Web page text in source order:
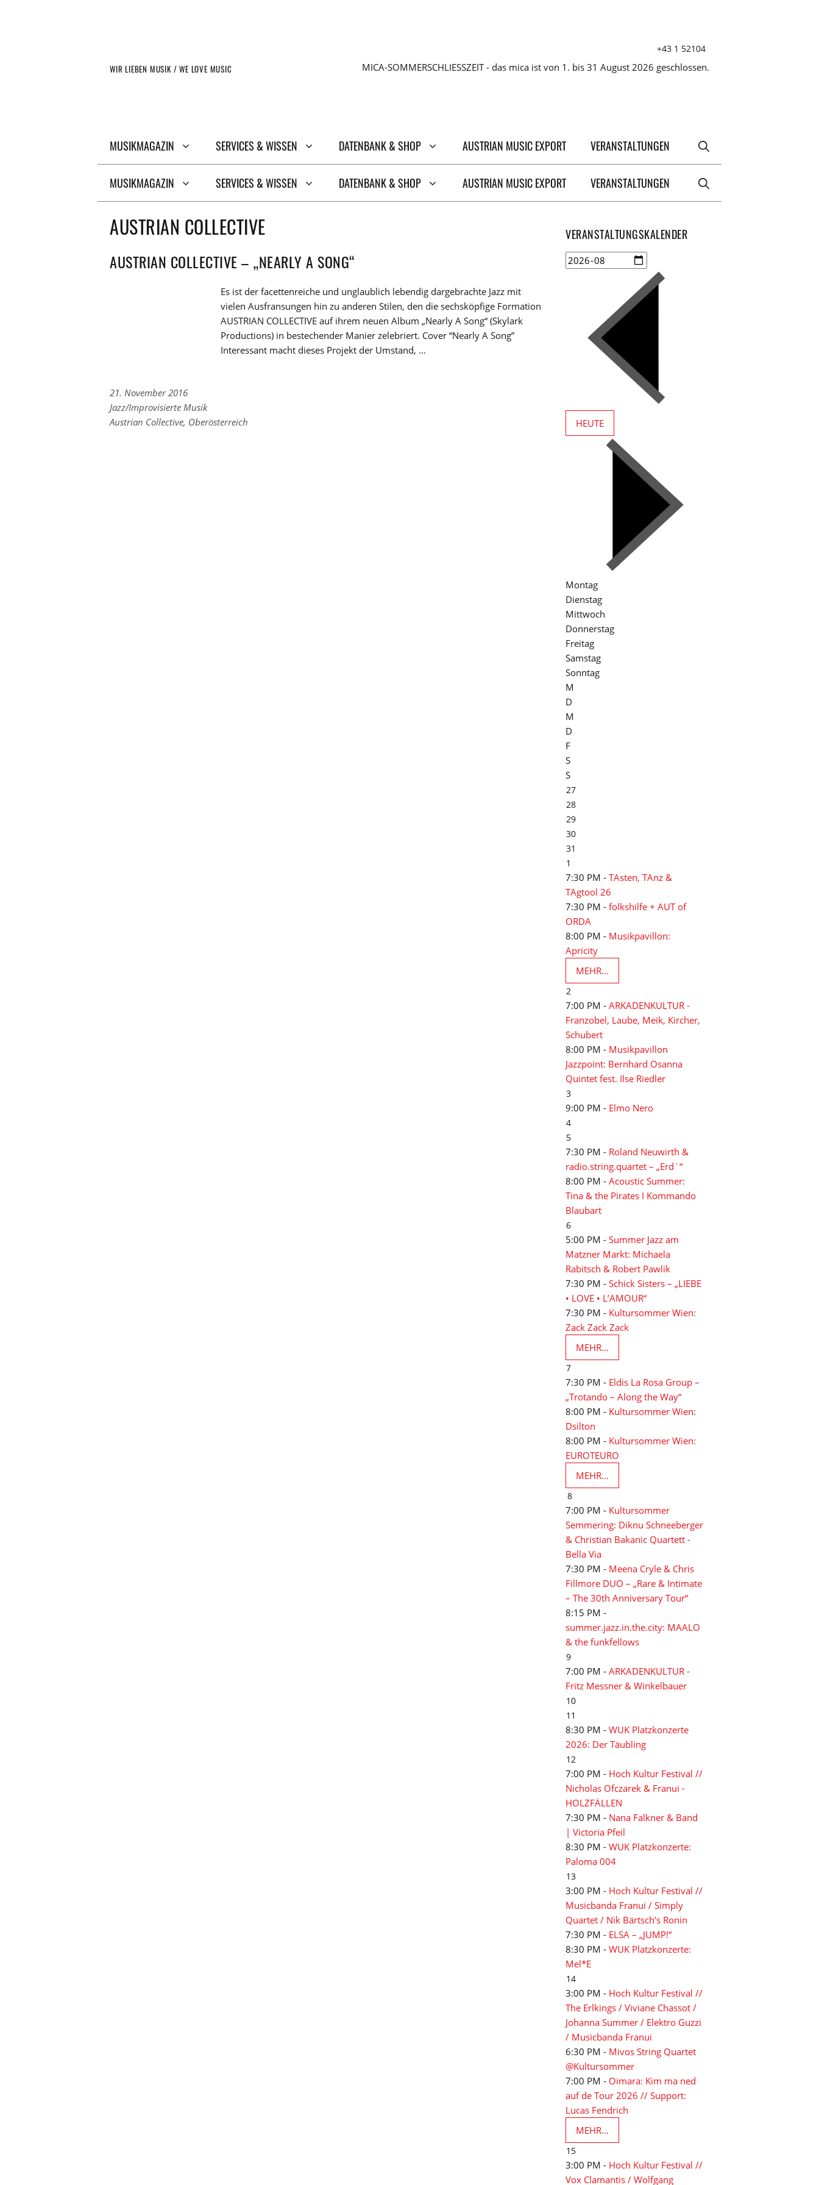
+43 1 52104
WIR LIEBEN MUSIK / WE LOVE MUSIC MICA-SOMMERSCHLIESSZEIT - das mica ist von 1. bis 31 August 2026 geschlossen.
MUSIKMAGAZIN SERVICES & WISSEN DATENBANK & SHOP AUSTRIAN MUSIC EXPORT VERANSTALTUNGEN
MUSIKMAGAZIN SERVICES & WISSEN DATENBANK & SHOP AUSTRIAN MUSIC EXPORT VERANSTALTUNGEN
AUSTRIAN COLLECTIVE
AUSTRIAN COLLECTIVE – „NEARLY A SONG“
Es ist der facettenreiche und unglaublich lebendig dargebrachte Jazz mit
vielen Ausfransungen hin zu anderen Stilen, den die sechsköpfige Formation
AUSTRIAN COLLECTIVE auf ihrem neuen Album „Nearly A Song“ (Skylark
Productions) in bestechender Manier zelebriert. Cover “Nearly A Song”
Interessant macht dieses Projekt der Umstand, …
21. November 2016
Links
zu
Jazz/Improvisierte Musik
Links
Austrian Collective, Oberösterreich
VERANSTALTUNGSKALENDER
HEUTE
Montag
Dienstag
Mittwoch
Donnerstag
Freitag
Samstag
Sonntag
M
D
M
D
F
S
S
27
28
29
30
31
1
7:30 PM - TAsten, TAnz &
TAgtool 26
7:30 PM - folkshilfe + AUT of
ORDA
8:00 PM - Musikpavillon:
Apricity
MEHR...
2
7:00 PM - ARKADENKULTUR -
Franzobel, Laube, Meik, Kircher,
Schubert
8:00 PM - Musikpavillon
Jazzpoint: Bernhard Osanna
Quintet fest. Ilse Riedler
3
9:00 PM - Elmo Nero
4
5
7:30 PM - Roland Neuwirth &
radio.string.quartet – „Erd´“
8:00 PM - Acoustic Summer:
Tina & the Pirates I Kommando
Blaubart
6
5:00 PM - Summer Jazz am
Matzner Markt: Michaela
Rabitsch & Robert Pawlik
7:30 PM - Schick Sisters – „LIEBE
• LOVE • L’AMOUR“
7:30 PM - Kultursommer Wien:
Zack Zack Zack
MEHR...
7
7:30 PM - Eldis La Rosa Group –
„Trotando – Along the Way“
8:00 PM - Kultursommer Wien:
Dsilton
8:00 PM - Kultursommer Wien:
EUROTEURO
MEHR...
8
7:00 PM - Kultursommer
Semmering: Diknu Schneeberger
& Christian Bakanic Quartett -
Bella Via
7:30 PM - Meena Cryle & Chris
Fillmore DUO – „Rare & Intimate
– The 30th Anniversary Tour“
8:15 PM -
summer.jazz.in.the.city: MAALO
& the funkfellows
9
7:00 PM - ARKADENKULTUR -
Fritz Messner & Winkelbauer
10
11
8:30 PM - WUK Platzkonzerte
2026: Der Täubling
12
7:00 PM - Hoch Kultur Festival //
Nicholas Ofczarek & Franui -
HOLZFÄLLEN
7:30 PM - Nana Falkner & Band
| Victoria Pfeil
8:30 PM - WUK Platzkonzerte:
Paloma 004
13
3:00 PM - Hoch Kultur Festival //
Musicbanda Franui / Simply
Quartet / Nik Bärtsch’s Ronin
7:30 PM - ELSA – „JUMP!“
8:30 PM - WUK Platzkonzerte:
Mel*E
14
3:00 PM - Hoch Kultur Festival //
The Erlkings / Viviane Chassot /
Johanna Summer / Elektro Guzzi
/ Musicbanda Franui
6:30 PM - Mivos String Quartet
@Kultursommer
7:00 PM - Oimara: Kim ma ned
auf de Tour 2026 // Support:
Lucas Fendrich
MEHR...
15
3:00 PM - Hoch Kultur Festival //
Vox Clamantis / Wolfgang